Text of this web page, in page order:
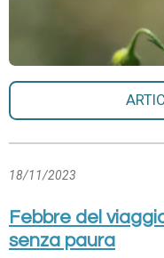
18/11/2023
Febbre del
senza paura